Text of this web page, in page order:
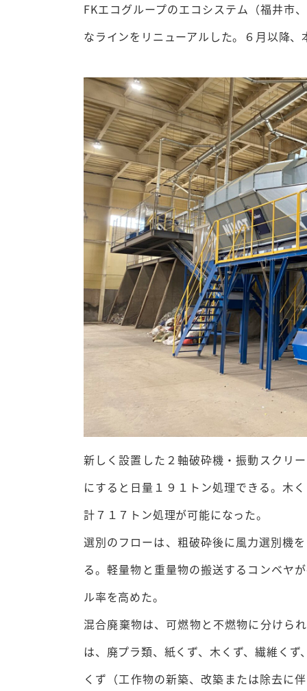
FKエコグループのエコシステム（福井市
なラインをリニューアルした。６月以降
新しく設置した２軸破砕機・振動スクリ
にすると日量１９１トン処理できる。木
計７１７トン処理が可能になった。
選別のフローは、粗破砕後に風力選別機
る。軽量物と重量物の搬送するコンベヤ
ル率を高めた。
混合廃棄物は、可燃物と不燃物に分けら
は、廃プラ類、紙くず、木くず、繊維く
くず（工作物の新築、改築または除去に